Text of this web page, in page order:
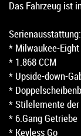
Das Fahrzeug ist
Serienausstattung:
* Milwaukee-
* 1.868 CCM
* Upside-down-
*
* Stilelemente
* 6.Gang Getriebe
* Keyless Go